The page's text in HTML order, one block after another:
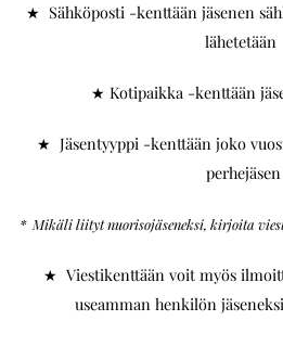
★ Sähköposti -kenttään jäsenen
lähetetään
★ Kotipaikka -kenttään
★ Jäsentyyppi -kenttään joko
perhejäsen
* Mikäli liityt nuorisojäseneksi, kirjoita
★ Viestikenttään voit myös
useamman henkilön